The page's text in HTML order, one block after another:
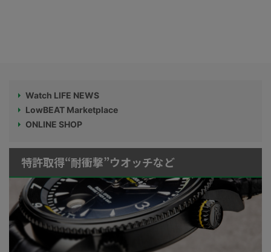
Watch LIFE NEWS
LowBEAT Marketplace
ONLINE SHOP
特許取得“耐衝撃”ウオッチなど